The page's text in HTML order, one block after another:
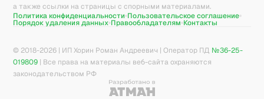
а также ссылки на страницы с спорными материалами.
Политика конфиденциальности Пользовательское соглашение
Порядок удаления данных Правообладателям Контакты
© 2018-2026 | ИП Хорин Роман Андреевич | Оператор ПД №36-25-
019809 | Все права на материалы веб-сайта охраняются
законодательством РФ